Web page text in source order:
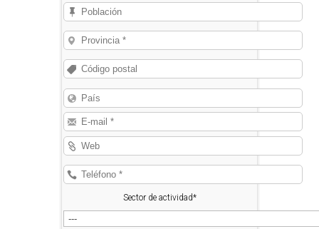
Sector de actividad*